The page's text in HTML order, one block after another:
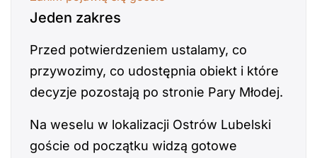
Jeden zakres
Przed potwierdzeniem ustalamy, co
przywozimy, co udostępnia obiekt i które
decyzje pozostają po stronie Pary Młodej.
Na weselu w lokalizacji Ostrów Lubelski
goście od początku widzą gotowe